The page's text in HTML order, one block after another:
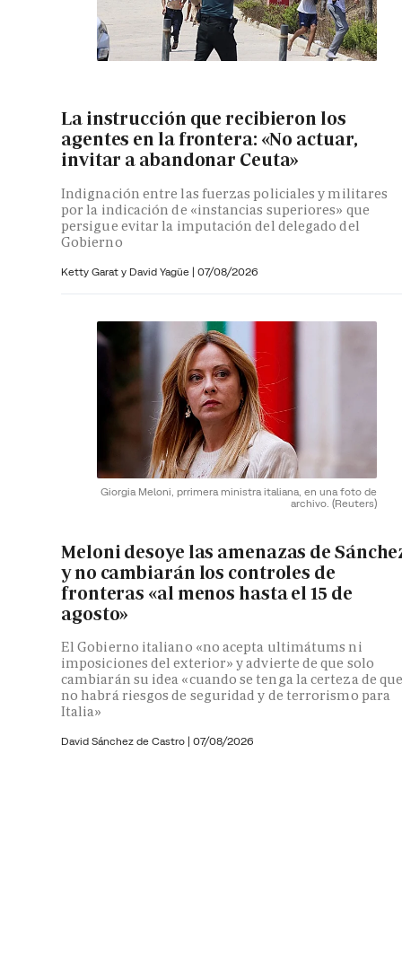
La instrucción que recibieron los
agentes en la frontera: «No actuar,
invitar a abandonar Ceuta»
Indignación entre las fuerzas policiales y militares
por la indicación de «instancias superiores» que
persigue evitar la imputación del delegado del
Gobierno
Ketty Garat y David Yagüe | 07/08/2026
Giorgia Meloni, prrimera ministra italiana, en una foto de
archivo. (Reuters)
Meloni desoye las amenazas de
y no cambiarán los controles de
fronteras «al menos hasta el 15 de
agosto»
El Gobierno italiano «no acepta ultimátums ni
imposiciones del exterior» y advierte de que solo
cambiarán su idea «cuando se tenga la certeza de
no habrá riesgos de seguridad y de terrorismo para
Italia»
David Sánchez de Castro | 07/08/2026